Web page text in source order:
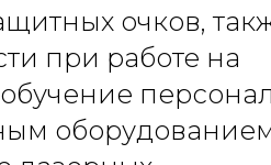
очков,
при работе на